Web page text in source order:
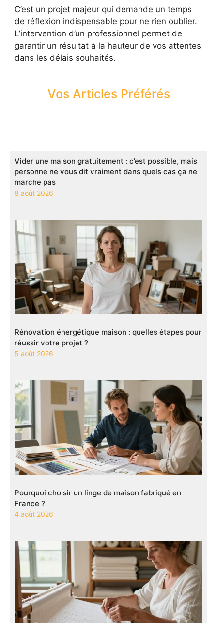
C’est un projet majeur qui demande un temps
de réflexion indispensable pour ne rien oublier.
L’intervention d’un professionnel permet de
garantir un résultat à la hauteur de vos attentes
dans les délais souhaités.
Vos Articles Préférés
Vider une maison gratuitement : c’est possible, mais
personne ne vous dit vraiment dans quels cas ça ne
marche pas
8 août 2026
Rénovation énergétique maison : quelles étapes pour
réussir votre projet ?
5 août 2026
Pourquoi choisir un linge de maison fabriqué en
France ?
4 août 2026